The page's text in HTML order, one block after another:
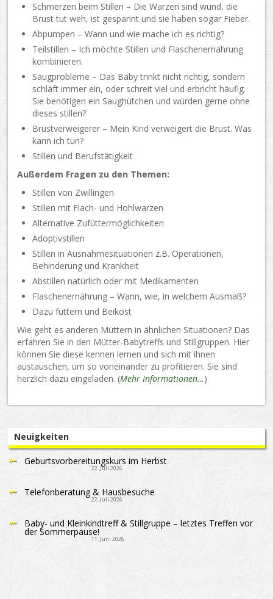
Schmerzen beim Stillen – Die Warzen sind wund, die
Brust tut weh, ist gespannt und sie haben sogar Fieber.
Abpumpen – Wann und wie mache ich es richtig?
Teilstillen – Ich möchte Stillen und Flaschenernährung
kombinieren.
Saugprobleme – Das Baby trinkt nicht richtig, sondern
schläft immer ein, oder schreit viel und erbricht häufig.
Sie benötigen ein Saughütchen und würden gerne ohne
dieses stillen?
Brustverweigerer – Mein Kind verweigert die Brust. Was
kann ich tun?
Stillen und Berufstätigkeit
Außerdem Fragen zu den Themen:
Stillen von Zwillingen
Stillen mit Flach- und Hohlwarzen
Alternative Zufüttermöglichkeiten
Adoptivstillen
Stillen in Ausnahmesituationen z.B. Operationen,
Behinderung und Krankheit
Abstillen natürlich oder mit Medikamenten
Flaschenernährung – Wann, wie, in welchem Ausmaß?
Dazu füttern und Beikost
Wie geht es anderen Müttern in ähnlichen Situationen? Das
erfahren Sie in den Mütter-Babytreffs und Stillgruppen. Hier
können Sie diese kennen lernen und sich mit ihnen
austauschen, um so voneinander zu profitieren. Sie sind
herzlich dazu eingeladen. (Mehr Informationen…)
Neuigkeiten
Geburtsvorbereitungskurs im Herbst
22. Juli 2026
Telefonberatung & Hausbesuche
22. Juli 2026
Baby- und Kleinkindtreff & Stillgruppe – letztes Treffen vor
der Sommerpause!
11. Juni 2026